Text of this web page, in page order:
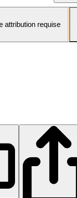
attribution requise